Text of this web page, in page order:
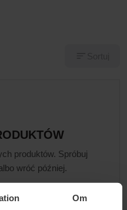
Om
produktów. Spróbuj
wróć później.